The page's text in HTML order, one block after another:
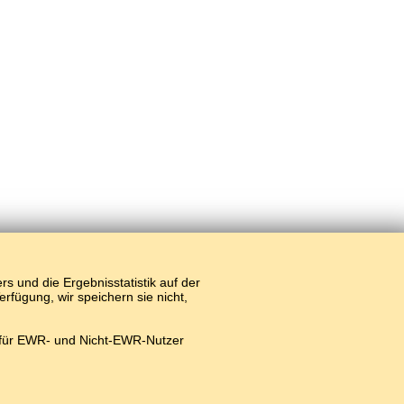
und die Ergebnisstatistik auf der
wir speichern sie nicht,
EWR- und Nicht-EWR-Nutzer